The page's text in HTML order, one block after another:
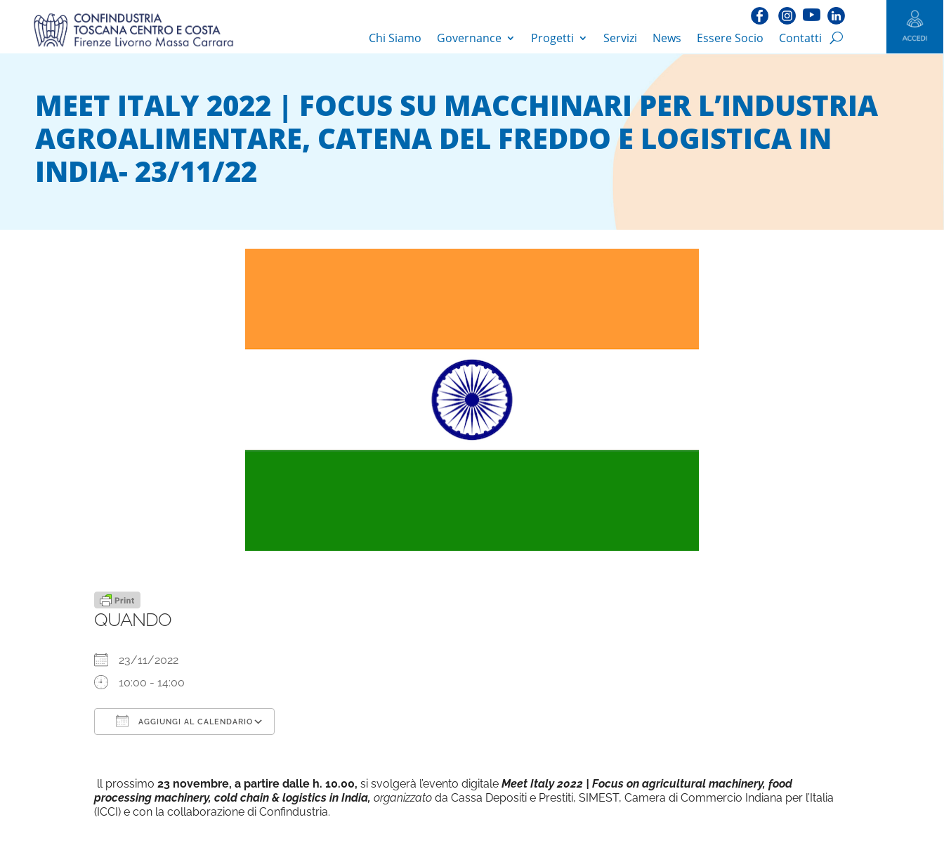
Chi Siamo Governance Progetti Servizi News Essere Socio Contatti
MEET ITALY 2022 | FOCUS SU MACCHINARI PER L’INDUSTRIA
AGROALIMENTARE, CATENA DEL FREDDO E LOGISTICA IN
INDIA- 23/11/22
QUANDO
23/11/2022
10:00 - 14:00
AGGIUNGI AL CALENDARIO
ll prossimo23 novembre, a partire dalle h. 10.00, si svolgerà l’evento digitaleMeet Italy 2022 | Focus on agricultural machinery, food
processing machinery, cold chain & logistics in India,organizzato da Cassa Depositi e Prestiti, SIMEST, Camera di Commercio Indiana per l’Italia
(ICCI) e con la collaborazione di Confindustria.